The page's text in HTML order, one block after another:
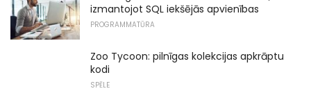
izmantojot SQL iekšējās apvienības
PROGRAMMATŪRA
Zoo Tycoon: pilnīgas kolekcijas apkrāptu
kodi
SPĒLE